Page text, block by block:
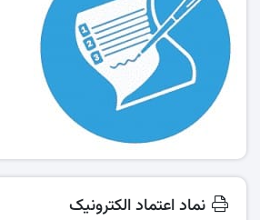
نماد اعتماد الکترونیک